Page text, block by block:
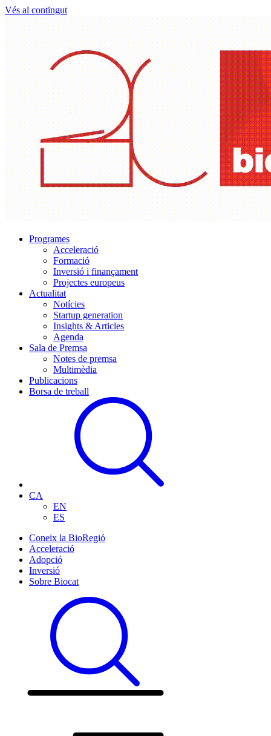
Vés al contingut
Programes
Acceleració
Formació
Inversió i finançament
Projectes europeus
Actualitat
Notícies
Startup generation
Insights & Articles
Agenda
Sala de Premsa
Notes de premsa
Multimèdia
Publicacions
Borsa de treball
CA
EN
ES
Coneix la BioRegió
Acceleració
Adopció
Inversió
Sobre Biocat